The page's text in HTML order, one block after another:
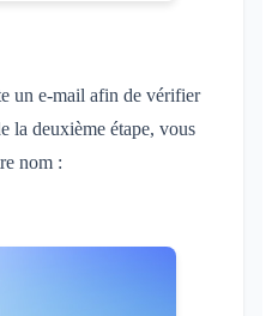
un e-mail afin de vérifier
la deuxième étape, vous
nom :